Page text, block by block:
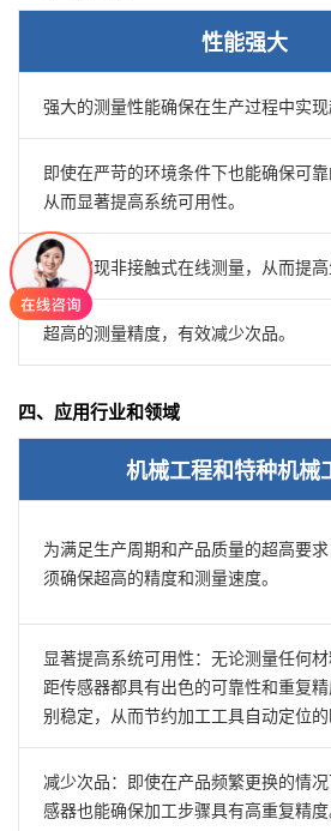
性能强大
强大的测量性能确保在生产过程中实现
即使在严苛的环境条件下也能确保可靠
从而显著提高系统可用性。
快速实现非接触式在线测量，从而提高
超高的测量精度，有效减少次品。
四、应用行业和领域
机械工程和特种机械
为满足生产周期和产品质量的超高要
须确保超高的精度和测量速度。
显著提高系统可用性：无论测量任何
距传感器都具有出色的可靠性和重复
别稳定，从而节约加工工具自动定位的
减少次品：即使在产品频繁更换的情
感器也能确保加工步骤具有高重复精度